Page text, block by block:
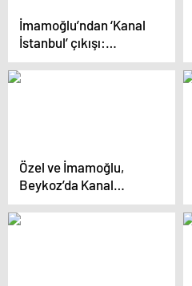
İmamoğlu’ndan ‘Kanal
İstanbul’ çıkışı:
‘Buradan ilan
ediyorum…’
Özel ve İmamoğlu,
Beykoz’da Kanal
İstanbul üzerinden
iktidara yüklendi: ‘Gizli